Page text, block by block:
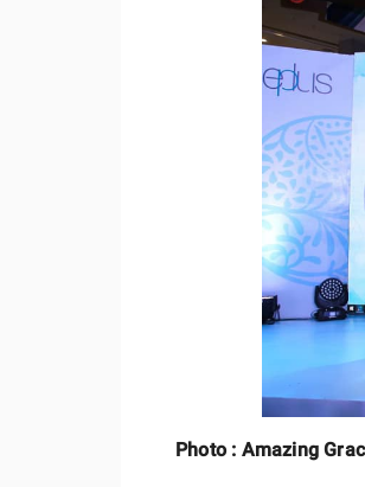
Photo : Amazing